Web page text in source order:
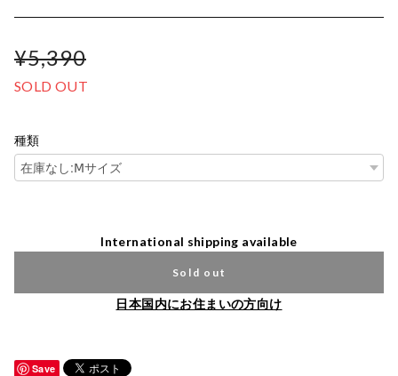
¥5,390
SOLD OUT
種類
International shipping available
Sold out
日本国内にお住まいの方向け
Save